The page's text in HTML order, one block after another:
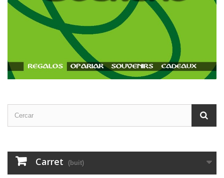
Carret (buit)